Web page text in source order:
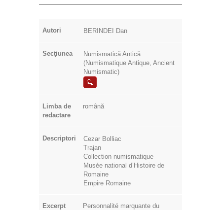
Autori BERINDEI Dan
Secţiunea
Numismatică Antică
(Numismatique Antique, Ancient
Numismatic)
Limba de
redactare
română
Descriptori
Cezar Bolliac
Trajan
Collection numismatique
Musée national d’Histoire de
Romaine
Empire Romaine
Excerpt
Personnalité marquante du